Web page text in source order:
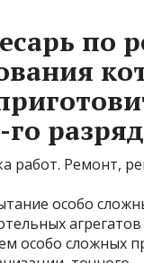
по
работ. Ремонт,
особо
агрегатов
особо сложных